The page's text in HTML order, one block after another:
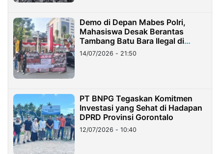
Demo di Depan Mabes Polri,
Mahasiswa Desak Berantas
Tambang Batu Bara Ilegal di
Lampung
14/07/2026 - 21:50
PT BNPG Tegaskan Komitmen
Investasi yang Sehat di Hadapan
DPRD Provinsi Gorontalo
12/07/2026 - 10:40